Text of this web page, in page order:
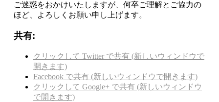
ご迷惑をおかけいたしますが、何卒ご理解とご協力の
ほど、よろしくお願い申し上げます。
共有:
クリックして Twitter で共有 (新しいウィンドウで
開きます)
Facebook で共有 (新しいウィンドウで開きます)
クリックして Google+ で共有 (新しいウィンドウ
で開きます)